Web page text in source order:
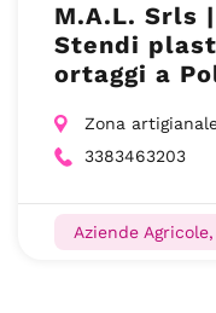
M.A.L. Srls
Stendi
ortaggi a
Zona
3383463203
Aziende